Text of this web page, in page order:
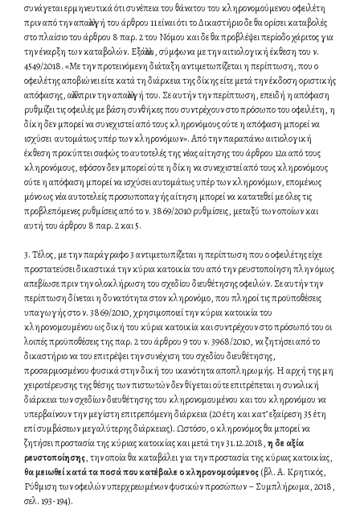
συνάγεται ερμηνευτικά ότι συνέπεια του θάνατου του κληρονομούμενου οφειλέτη
πριν από την απαλλαγή του άρθρου 11 είναι ότι το Δικαστήριο δε θα ορίσει καταβολές
στο πλαίσιο του άρθρου 8 παρ. 2 του Νόμου και δε θα προβλέψει περίοδο χάριτος για
την έναρξη των καταβολών. Εξάλλου, σύμφωνα με την αιτιολογική έκθεση του ν.
4549/2018. «Με την προτεινόμενη διάταξη αντιμετωπίζεται η περίπτωση, που ο
οφειλέτης αποβιώνει είτε κατά τη διάρκεια της δίκης είτε μετά την έκδοση οριστικής
απόφασης, αλλά πριν την απαλλαγή του. Σε αυτήν την περίπτωση, επειδή η απόφαση
ρυθμίζει τις οφειλές με βάση συνθήκες που συντρέχουν στο πρόσωπο του οφειλέτη, η
δίκη δεν μπορεί να συνεχιστεί από τους κληρονόμους ούτε η απόφαση μπορεί να
ισχύσει αυτομάτως υπέρ των κληρονόμων». Από την παραπάνω αιτιολογική
έκθεση προκύπτει σαφώς το αυτοτελές της νέας αίτησης του άρθρου 12α από τους
κληρονόμους, εφόσον δεν μπορεί ούτε η δίκη να συνεχιστεί από τους κληρονόμους
ούτε η απόφαση μπορεί να ισχύσει αυτομάτως υπέρ των κληρονόμων, επομένως
μόνο ως νέα αυτοτελείς προσωποπαγής αίτηση μπορεί να κατατεθεί με όλες τις
προβλεπόμενες ρυθμίσεις από το ν. 3869/2010 ρυθμίσεις, μεταξύ των οποίων και
αυτή του άρθρου 8 παρ. 2 και 5.
3. Τέλος, με την παράγραφο 3 αντιμετωπίζεται η περίπτωση που ο οφειλέτης είχε
προστατεύσει δικαστικά την κύρια κατοικία του από την ρευστοποίηση πλην όμως
απεβίωσε πριν την ολοκλήρωση του σχεδίου διευθέτησης οφειλών. Σε αυτήν την
περίπτωση δίνεται η δυνατότητα στον κληρονόμο, που πληροί τις προϋποθέσεις
υπαγωγής στο ν. 3869/2010, χρησιμοποιεί την κύρια κατοικία του
κληρονομουμένου ως δική του κύρια κατοικία και συντρέχουν στο πρόσωπό του οι
λοιπές προϋποθέσεις της παρ. 2 του άρθρου 9 του ν. 3968/2010, να ζητήσει από το
δικαστήριο να του επιτρέψει την συνέχιση του σχεδίου διευθέτησης,
προσαρμοσμένου φυσικά στην δική του ικανότητα αποπληρωμής. Η αρχή της μη
χειροτέρευσης της θέσης των πιστωτών δεν θίγεται ούτε επιτρέπεται η συνολική
διάρκεια των σχεδίων διευθέτησης του κληρονομουμένου και του κληρονόμου να
υπερβαίνουν την μεγίστη επιτρεπόμενη διάρκεια (20 έτη και κατ’ εξαίρεση 35 έτη
επί συμβάσεων μεγαλύτερης διάρκειας). Ωστόσο, ο κληρονόμος θα μπορεί να
ζητήσει προστασία της κύριας κατοικίας και μετά την 31.12.2018,η δε αξία
ρευστοποίησης, την οποία θα καταβάλει για την προστασία της κύριας κατοικίας,
θα μειωθεί κατά τα ποσά που κατέβαλε ο κληρονομούμενος(βλ. Α. Κρητικός,
Ρύθμιση των οφειλών υπερχρεωμένων φυσικών προσώπων – Συμπλήρωμα, 2018,
σελ. 193-194).